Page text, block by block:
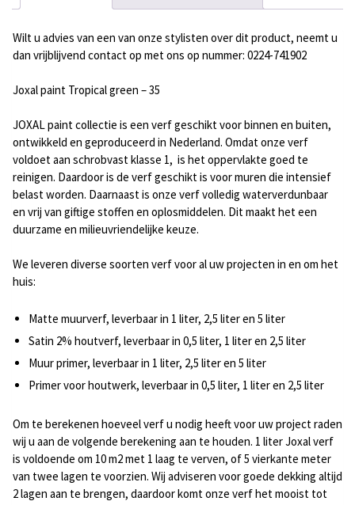
Wilt u advies van een van onze stylisten over dit product, neemt u
dan vrijblijvend contact op met ons op nummer: 0224-741902
Joxal paint Tropical green – 35
JOXAL paint collectie is een verf geschikt voor binnen en buiten,
ontwikkeld en geproduceerd in Nederland. Omdat onze verf
voldoet aan schrobvast klasse 1, is het oppervlakte goed te
reinigen. Daardoor is de verf geschikt is voor muren die intensief
belast worden. Daarnaast is onze verf volledig waterverdunbaar
en vrij van giftige stoffen en oplosmiddelen. Dit maakt het een
duurzame en milieuvriendelijke keuze.
We leveren diverse soorten verf voor al uw projecten in en om het
huis:
Matte muurverf, leverbaar in 1 liter, 2,5 liter en 5 liter
Satin 2% houtverf, leverbaar in 0,5 liter, 1 liter en 2,5 liter
Muur primer, leverbaar in 1 liter, 2,5 liter en 5 liter
Primer voor houtwerk, leverbaar in 0,5 liter, 1 liter en 2,5 liter
Om te berekenen hoeveel verf u nodig heeft voor uw project raden
wij u aan de volgende berekening aan te houden. 1 liter Joxal verf
is voldoende om 10 m2 met 1 laag te verven, of 5 vierkante meter
van twee lagen te voorzien. Wij adviseren voor goede dekking altijd
2 lagen aan te brengen, daardoor komt onze verf het mooist tot